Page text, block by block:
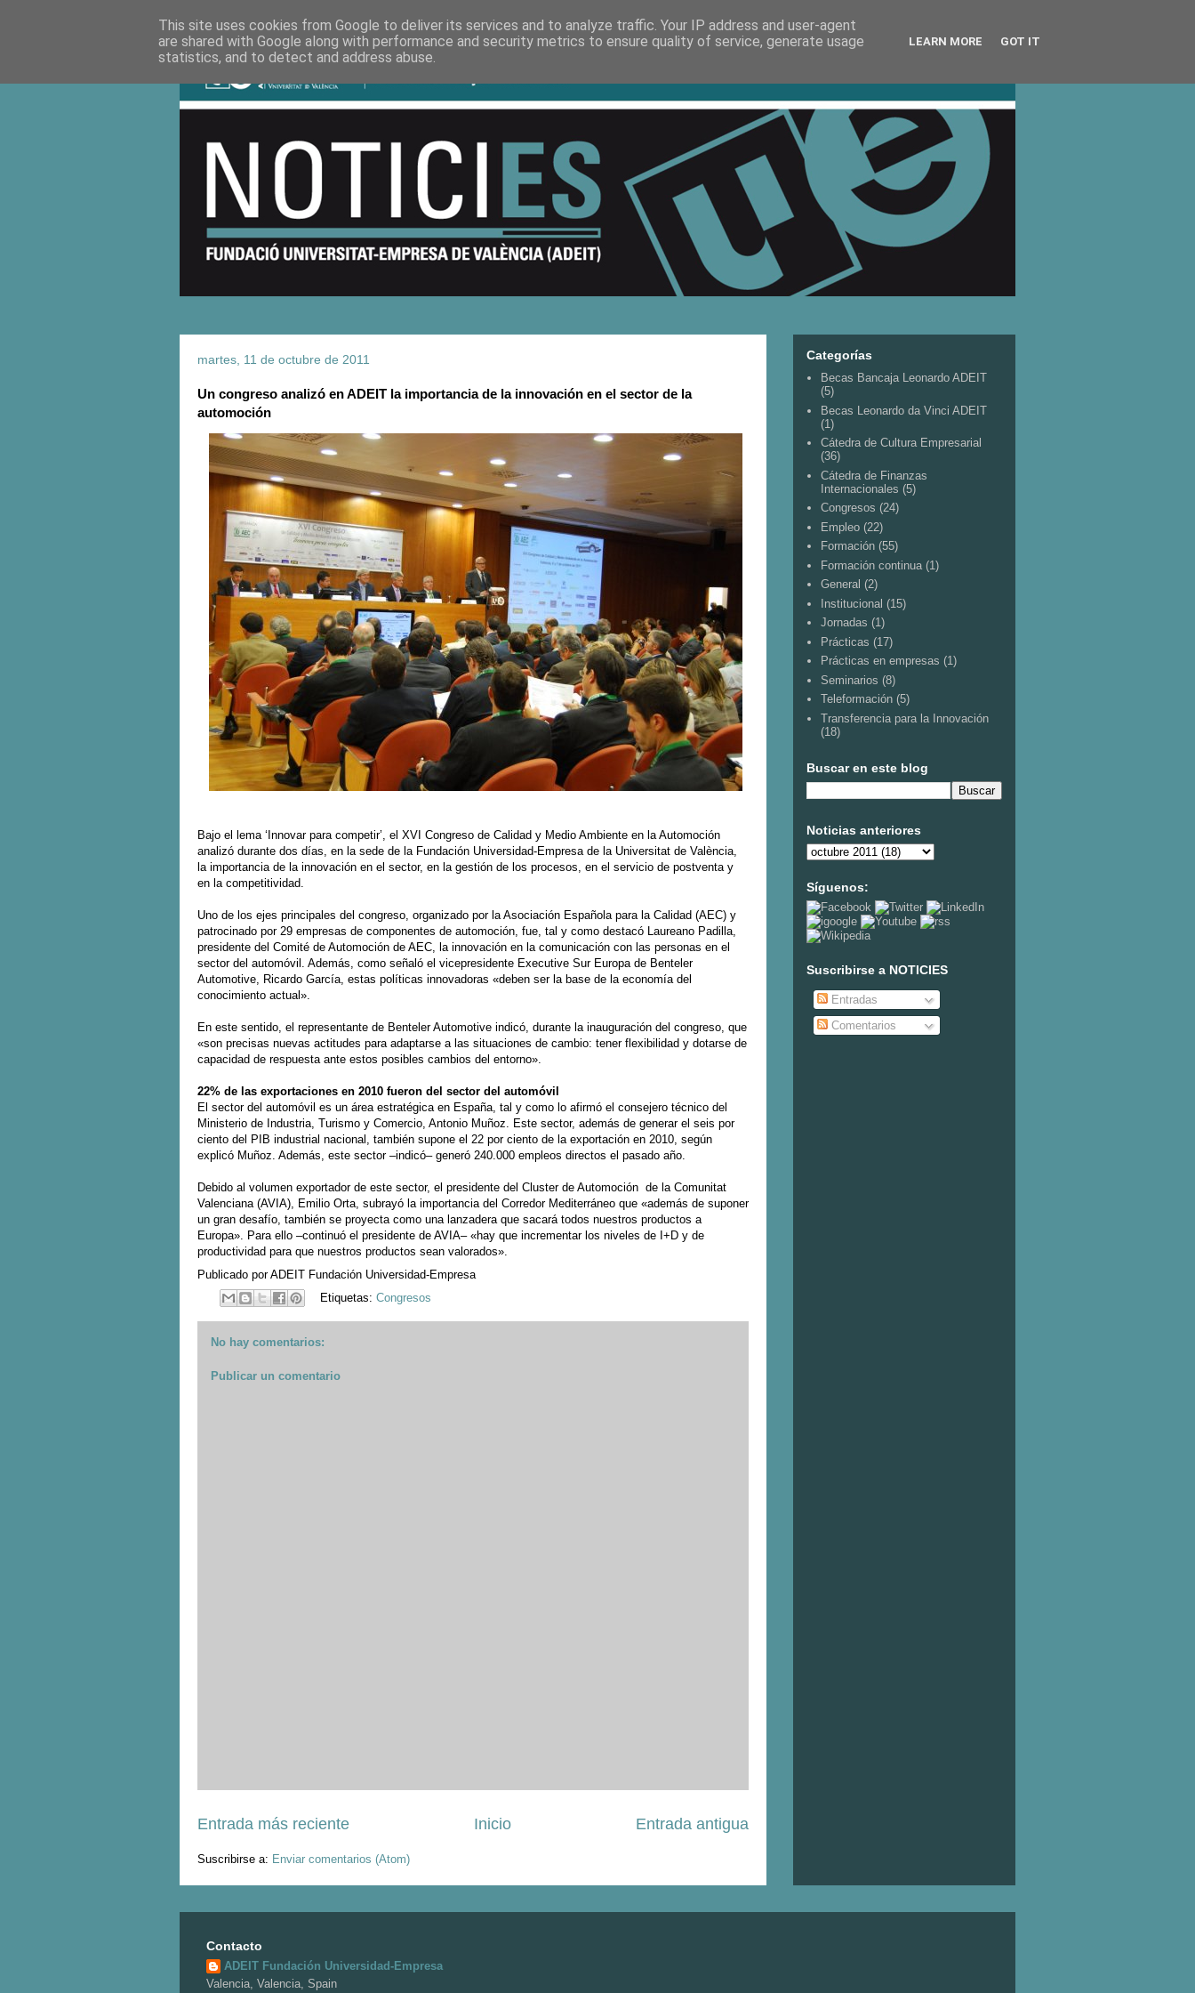
martes, 11 de octubre de 2011
Un congreso analizó en ADEIT la importancia de la innovación en el sector de la
automoción
Bajo el lema ‘Innovar para competir’, el XVI Congreso de Calidad y Medio Ambiente en la Automoción
analizó durante dos días, en la sede de la Fundación Universidad-Empresa de la Universitat de València,
la importancia de la innovación en el sector, en la gestión de los procesos, en el servicio de postventa y
en la competitividad.
Uno de los ejes principales del congreso, organizado por la Asociación Española para la Calidad (AEC) y
patrocinado por 29 empresas de componentes de automoción, fue, tal y como destacó Laureano Padilla,
presidente del Comité de Automoción de AEC, la innovación en la comunicación con las personas en el
sector del automóvil. Además, como señaló el vicepresidente Executive Sur Europa de Benteler
Automotive, Ricardo García, estas políticas innovadoras «deben ser la base de la economía del
conocimiento actual».
En este sentido, el representante de Benteler Automotive indicó, durante la inauguración del congreso, que
«son precisas nuevas actitudes para adaptarse a las situaciones de cambio: tener flexibilidad y dotarse de
capacidad de respuesta ante estos posibles cambios del entorno».
22% de las exportaciones en 2010 fueron del sector del automóvil
El sector del automóvil es un área estratégica en España, tal y como lo afirmó el consejero técnico del
Ministerio de Industria, Turismo y Comercio, Antonio Muñoz. Este sector, además de generar el seis por
ciento del PIB industrial nacional, también supone el 22 por ciento de la exportación en 2010, según
explicó Muñoz. Además, este sector –indicó– generó 240.000 empleos directos el pasado año.
Debido al volumen exportador de este sector, el presidente del Cluster de Automoción de la Comunitat
Valenciana (AVIA), Emilio Orta, subrayó la importancia del Corredor Mediterráneo que «además de suponer
un gran desafío, también se proyecta como una lanzadera que sacará todos nuestros productos a
Europa». Para ello –continuó el presidente de AVIA– «hay que incrementar los niveles de I+D y de
productividad para que nuestros productos sean valorados».
Publicado porADEIT Fundación Universidad-Empresa
Etiquetas: Congresos
No hay comentarios:
Publicar un comentario
Entrada más reciente Entrada antigua
Inicio
Suscribirse a: Enviar comentarios (Atom)
Categorías
Becas Bancaja Leonardo ADEIT
(5)
Becas Leonardo da Vinci ADEIT
(1)
Cátedra de Cultura Empresarial
(36)
Cátedra de Finanzas
Internacionales (5)
Congresos (24)
Empleo (22)
Formación (55)
Formación continua (1)
General (2)
Institucional (15)
Jornadas (1)
Prácticas (17)
Prácticas en empresas (1)
Seminarios (8)
Teleformación (5)
Transferencia para la Innovación
(18)
Buscar en este blog
Noticias anteriores
Síguenos:
Suscribirse a NOTICIES
Entradas
Comentarios
Contacto
ADEIT Fundación Universidad-Empresa
Valencia, Valencia, Spain
This site uses cookies from Google to deliver its services and to analyze traffic. Your IP address and user-agent
are shared with Google along with performance and security metrics to ensure quality of service, generate usage
statistics, and to detect and address abuse.
LEARN MORE GOT IT